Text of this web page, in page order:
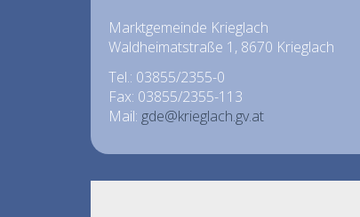
Marktgemeinde Krieglach
Waldheimatstraße 1, 8670 Krieglach
Tel.: 03855/2355-0
Fax: 03855/2355-113
Mail: gde@krieglach.gv.at